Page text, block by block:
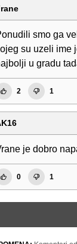
smo ga
su uzeli ime
u gradu
2 1
je dobro
0 1